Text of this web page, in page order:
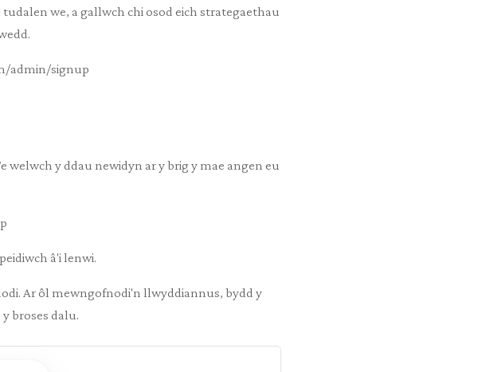
we, a gallwch chi osod eich strategaethau
admin/signup
welwch y ddau newidyn ar y brig y mae angen eu
â'i lenwi.
Ar ôl mewngofnodi'n llwyddiannus, bydd y
broses dalu.